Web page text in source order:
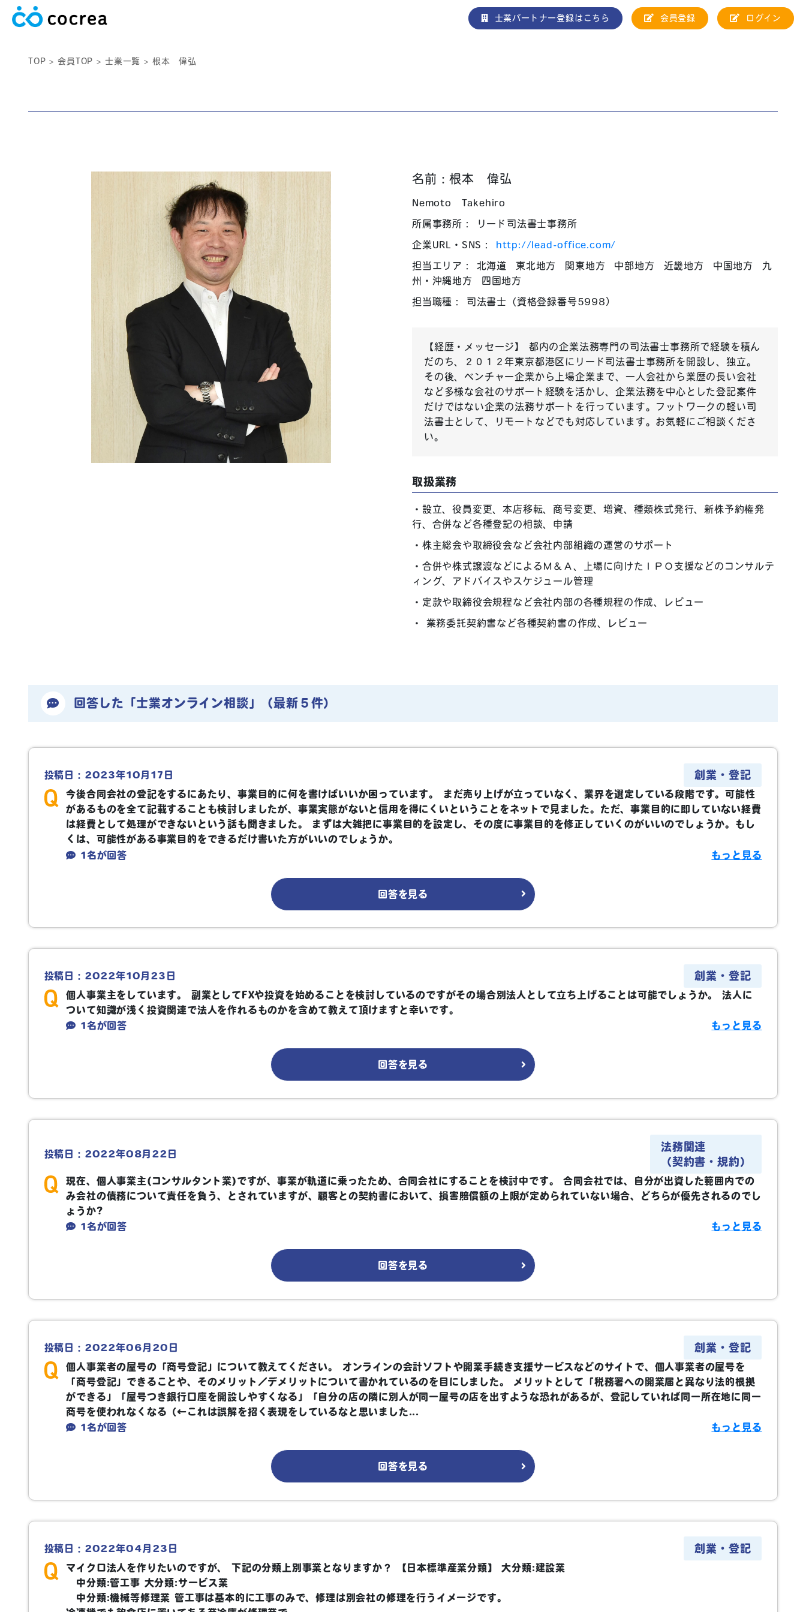
士業パートナー登録はこちら 会員登録 ログイン
TOP 会員TOP 士業一覧 根本 偉弘
名前：根本 偉弘
Nemoto Takehiro
所属事務所： リード司法書士事務所
企業URL・SNS： http://lead-office.com/
担当エリア： 北海道 東北地方 関東地方 中部地方 近畿地方 中国地方
九
州・沖縄地方
四国地方
担当職種： 司法書士（資格登録番号5998）
【経歴・メッセージ】 都内の企業法務専門の司法書士事務所で経験を積ん
だのち、２０１２年東京都港区にリード司法書士事務所を開設し、独立。
その後、ベンチャー企業から上場企業まで、一人会社から業歴の長い会社
など多様な会社のサポート経験を活かし、企業法務を中心とした登記案件
だけではない企業の法務サポートを行っています。フットワークの軽い司
法書士として、リモートなどでも対応しています。お気軽にご相談くださ
い。
取扱業務
設立、役員変更、本店移転、商号変更、増資、種類株式発行、新株予約権発
行、合併など各種登記の相談、申請
株主総会や取締役会など会社内部組織の運営のサポート
合併や株式譲渡などによるＭ＆Ａ、上場に向けたＩＰＯ支援などのコンサルテ
ィング、アドバイスやスケジュール管理
定款や取締役会規程など会社内部の各種規程の作成、レビュー
業務委託契約書など各種契約書の作成、レビュー
回答した「士業オンライン相談」（最新５件）
投稿日：2023年10月17日 創業・登記
今後合同会社の登記をするにあたり、事業目的に何を書けばいいか困っています。 まだ売り上げが立っていなく、業界を選定している段階です。可能性
があるものを全て記載することも検討しましたが、事業実態がないと信用を得にくいということをネットで見ました。ただ、事業目的に即していない経費
は経費として処理ができないという話も聞きました。 まずは大雑把に事業目的を設定し、その度に事業目的を修正していくのがいいのでしょうか。もし
くは、可能性がある事業目的をできるだけ書いた方がいいのでしょうか。
1名が回答
もっと見る
回答を見る
投稿日：2022年10月23日 創業・登記
個人事業主をしています。 副業としてFXや投資を始めることを検討しているのですがその場合別法人として立ち上げることは可能でしょうか。 法人に
ついて知識が浅く投資関連で法人を作れるものかを含めて教えて頂けますと幸いです。
1名が回答
もっと見る
回答を見る
投稿日：2022年08月22日
法務関連
（契約書・規約）
現在、個人事業主(コンサルタント業)ですが、事業が軌道に乗ったため、合同会社にすることを検討中です。合同会社では、自分が出資した範囲内での
み会社の債務について責任を負う、とされていますが、顧客との契約書において、損害賠償額の上限が定められていない場合、どちらが優先されるのでし
ょうか?
1名が回答
もっと見る
回答を見る
投稿日：2022年06月20日 創業・登記
個人事業者の屋号の「商号登記」について教えてください。 オンラインの会計ソフトや開業手続き支援サービスなどのサイトで、個人事業者の屋号を
「商号登記」できることや、そのメリット／デメリットについて書かれているのを目にしました。 メリットとして「税務署への開業届と異なり法的根拠
ができる」「屋号つき銀行口座を開設しやすくなる」「自分の店の隣に別人が同一屋号の店を出すような恐れがあるが、登記していれば同一所在地に同一
商号を使われなくなる（←これは誤解を招く表現をしているなと思いました...
1名が回答
もっと見る
回答を見る
投稿日：2022年04月23日 創業・登記
マイクロ法人を作りたいのですが、 下記の分類上別事業となりますか？ 【日本標準産業分類】 大分類:建設業
中分類:管工事 大分類:サービス業
中分類:機械等修理業 管工事は基本的に工事のみで、修理は別会社の修理を行うイメージです。